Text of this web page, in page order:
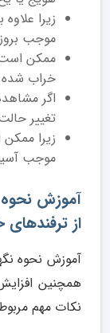
زیرا
موجب
ممکن
خراب ‌شده
اگر
تغییر
زیرا
موجب
آموزش نحوه
از ترفندهای
آموزش نحوه
همچنین
نکات مهم